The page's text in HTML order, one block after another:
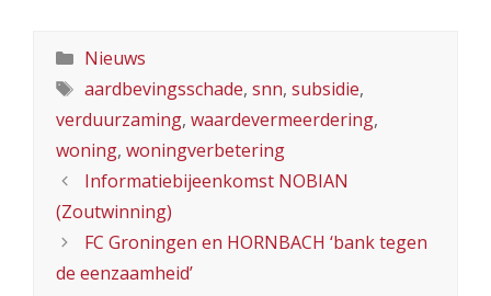
Categorieën
Nieuws
Tags
aardbevingsschade, snn, subsidie,
verduurzaming, waardevermeerdering,
woning, woningverbetering
Informatiebijeenkomst NOBIAN
(Zoutwinning)
FC Groningen en HORNBACH ‘bank tegen
de eenzaamheid’